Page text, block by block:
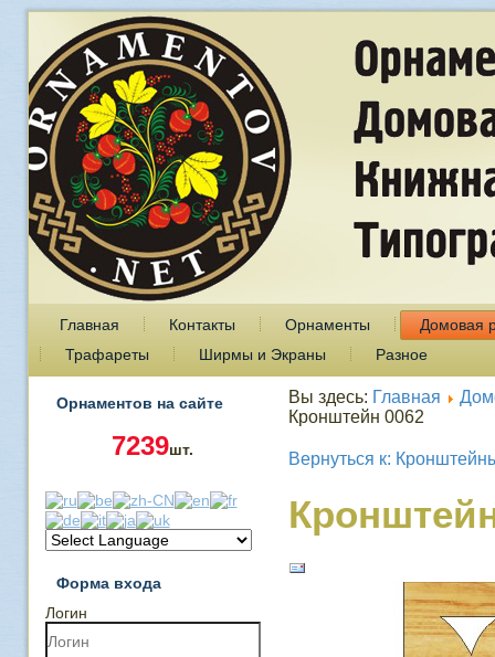
Главная Контакты Орнаменты
Домовая
Трафареты
Ширмы и Экраны Разное
Орнаментов на сайте
7239шт.
Форма входа
Логин
Вы здесь: Главная
Кронштейн 0062
Вернуться к: